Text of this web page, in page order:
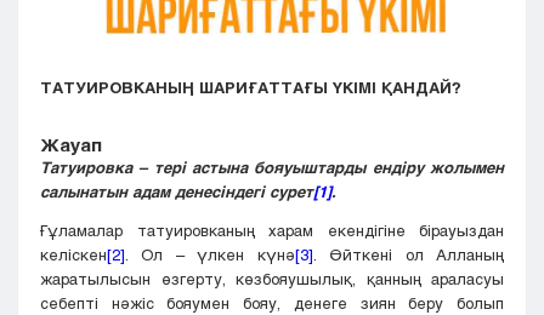
ТАТУИРОВКАНЫҢ ШАРИҒАТТАҒЫ ҮКІМІ ҚАНДАЙ?
Жауап
Татуировка – тері астына бояуыштарды ендіру жолымен
салынатын адам денесіндегі сурет[1].
Ғұламалар татуировканың харам екендігіне бірауыздан
келіскен[2] . Ол – үлкен күнә[3] . Өйткені ол Алланың
жаратылысын өзгерту, көзбояушылық, қанның араласуы
себепті нәжіс бояумен бояу, денеге зиян беру болып